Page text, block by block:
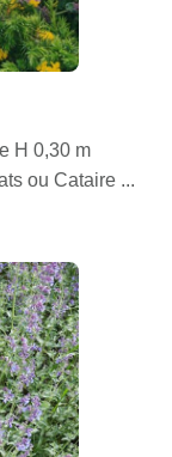
H 0,30 m
ou Cataire ...